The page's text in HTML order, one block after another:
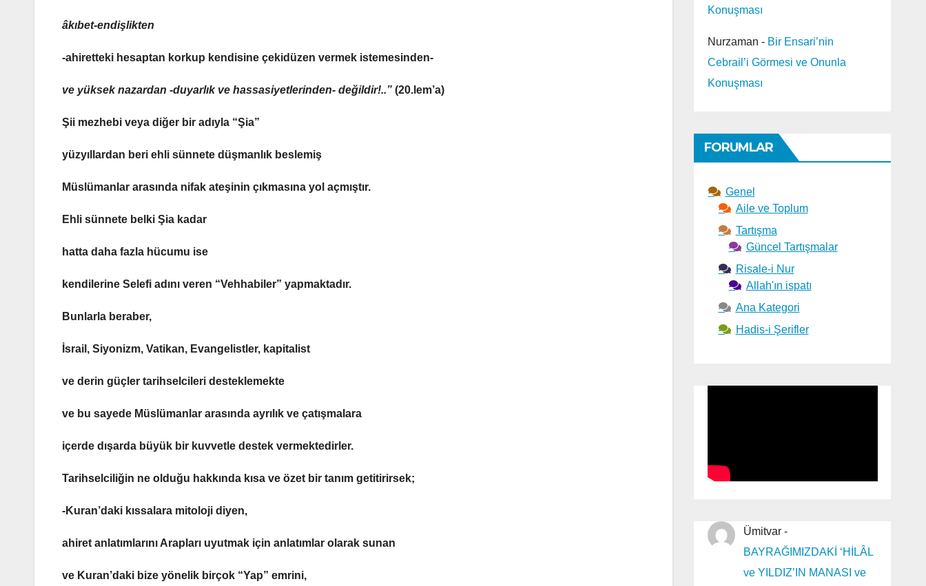
âkıbet-endişlikten
-ahiretteki hesaptan korkup kendisine çekidüzen vermek istemesinden-
ve yüksek nazardan -duyarlık ve hassasiyetlerinden- değildir!..” (20.lem’a)
Şii mezhebi veya diğer bir adıyla “Şia”
yüzyıllardan beri ehli sünnete düşmanlık beslemiş
Müslümanlar arasında nifak ateşinin çıkmasına yol açmıştır.
Ehli sünnete belki Şia kadar
hatta daha fazla hücumu ise
kendilerine Selefi adını veren “Vehhabiler” yapmaktadır.
Bunlarla beraber,
İsrail, Siyonizm, Vatikan, Evangelistler, kapitalist
ve derin güçler tarihselcileri desteklemekte
ve bu sayede Müslümanlar arasında ayrılık ve çatışmalara
içerde dışarda büyük bir kuvvetle destek vermektedirler.
Tarihselciliğin ne olduğu hakkında kısa ve özet bir tanım getitirirsek;
-Kuran’daki kıssalara mitoloji diyen,
ahiret anlatımlarını Arapları uyutmak için anlatımlar olarak sunan
ve Kuran’daki bize yönelik birçok “Yap” emrini,
Konuşması
Nurzaman - Bir Ensari’nin
Cebrail’i Görmesi ve Onunla
Konuşması
FORUMLAR
Genel
Aile ve Toplum
Tartışma
Güncel Tartışmalar
Risale-i Nur
Allah'ın ispatı
Ana Kategori
Hadis-i Şerifler
Ümitvar-
BAYRAĞIMIZDAKİ ‘HİLÂL
ve YILDIZ’IN MANASI ve